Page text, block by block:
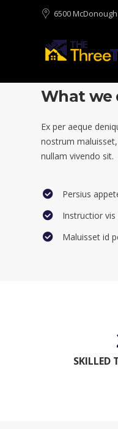
6500
What we
Ex per aeque
nostrum
nullam vivendo sit.
Persius
Instructior
Maluisset id
SKILLED